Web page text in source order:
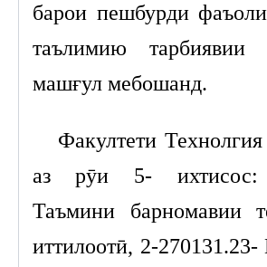
барои пешбурди
таълимию тарбиявии
машғул мебошанд.
Факултети Технолгия
аз рӯи 5- ихтисос:
Таъмини барномавии
иттилоотӣ, 2-270131.23-